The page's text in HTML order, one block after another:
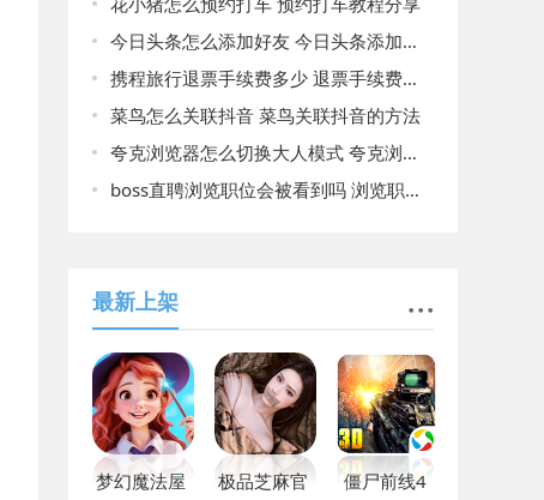
今日头条怎么添加好友 今日头条添加好友方法介绍
携程旅行退票手续费多少 退票手续费详情介绍
菜鸟怎么关联抖音 菜鸟关联抖音的方法
夸克浏览器怎么切换大人模式 夸克浏览器切换大人模式的方法
boss直聘浏览职位会被看到吗 浏览职位会不会被看到答案揭晓
最新上架
梦幻魔法屋 极品芝麻官 僵尸前线4